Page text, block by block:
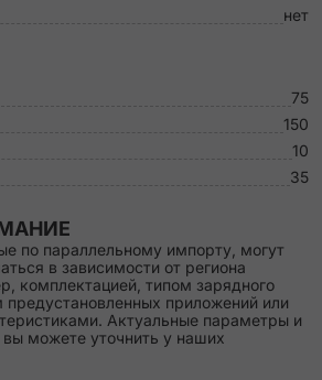
нет
75
150
10
35
по параллельному импорту, могут
в зависимости от региона
комплектацией, типом зарядного
предустановленных приложений или
Актуальные параметры и
можете уточнить у наших